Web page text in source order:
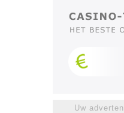
Uw